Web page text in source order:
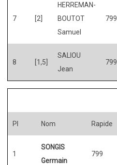
7 [2]
HERREMAN-
BOUTOT
Samuel
799
8 [1,5]
SALIOU
Jean
799
Pl Nom Rapide
1
SONGIS
Germain
799